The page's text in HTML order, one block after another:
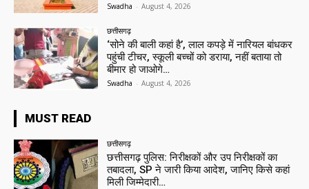
Swadha - August 4, 2026
छत्तीसगढ़
‘सोने की बाली कहां है’, लाल कपड़े में नारियल बांधकर
पहुंची टीचर, स्कूली बच्चों को डराया, नहीं बताया तो
बीमार हो जाओगे…
Swadha - August 4, 2026
MUST READ
छत्तीसगढ़
छत्तीसगढ़ पुलिस: निरीक्षकों और उप निरीक्षकों का
तबादला, SP ने जारी किया आदेश, जानिए किसे कहां
मिली जिम्मेदारी…